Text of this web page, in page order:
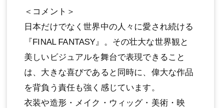
＜コメント＞
⽇本だけでなく世界中の⼈々に愛され続ける
『FINAL FANTASY』。その壮⼤な世界観と
美しいビジュアルを舞台で表現できること
は、⼤きな喜びであると同時に、偉⼤な作品
を背負う責任も強く感じています。
⾐装や造形・メイク・ウィッグ・美術・映